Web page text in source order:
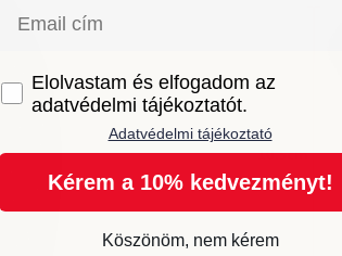
GDPRElolvastam és elfogadom az
adatvédelmi tájékoztatót.
Adatvédelmi tájékoztató
Kérem a 10% kedvezményt!
Köszönöm, nem kérem